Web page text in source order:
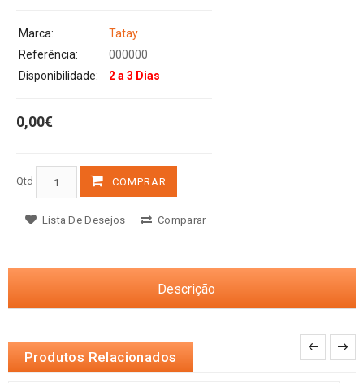
Marca:
Tatay
Referência:
000000
Disponibilidade:
2 a 3 Dias
0,00€
Qtd COMPRAR
Lista De Desejos Comparar
Descrição
Produtos Relacionados